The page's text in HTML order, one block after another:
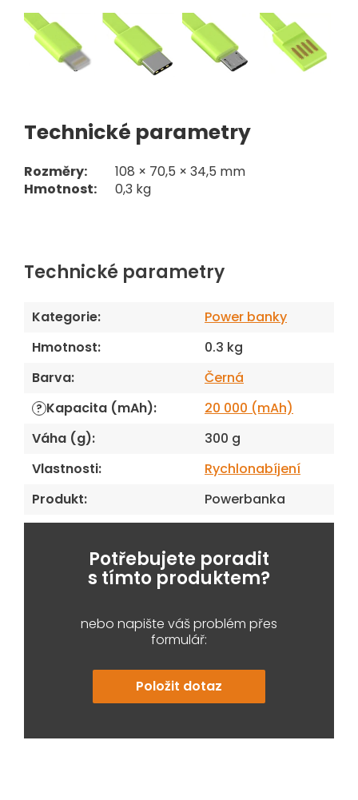
Technické parametry
Rozměry:
108 × 70,5 × 34,5 mm
Hmotnost:
0,3 kg
Technické parametry
Kategorie:
Power banky
Hmotnost:
0.3 kg
Barva: Černá
? Kapacita (mAh):
20 000 (mAh)
Váha (g):
300 g
Vlastnosti:
Rychlonabíjení
Produkt: Powerbanka
Potřebujete poradit
s tímto produktem?
nebo napište váš problém přes
formulář:
Položit dotaz